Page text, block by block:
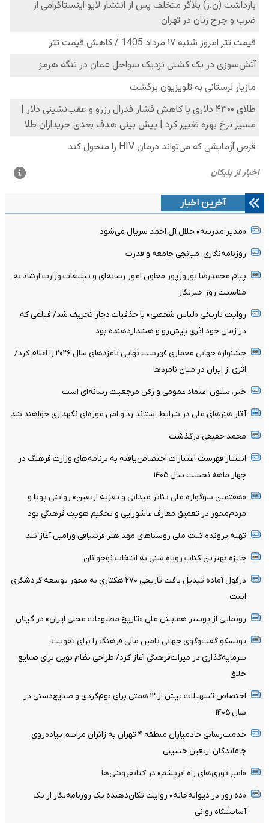
آخرین اخبار
«مدیر مدرسه» جلال آل احمد سریال می‌شود
روزنامه‌نگاری؛ میانجی جامعه و قدرت
پیام محمدرضا نوروزپور معاون امور رسانه‌ای و تبلیغات وزارت ارشاد به
مناسبت روز خبرنگار
روایت تاریخی «لباس شخصی» با حذفیات دچار تحریف شد/ فیلمی که
در زمان خود اثری پیش‌رو و هشداردهنده بود
جشنواره جهانی معماری فهرست نهایی نامزدهای سال ۲۰۲۶ را اعلام کرد/
اثری از ایران در میان نامزدها
خبر، ستون اعتماد عمومی و رکن مرجعیت رسانه‌ای است
آثار هنرهای ملی در شرایط استاندارد و امن موزه‌ای نگهداری خواهند شد
محمد حقیقی درگذشت
انتشار فهرست اعتبارات اختصاص‌یافته به برنامه‌های وزارت فرهنگ در
چهار ماهه نخست سال ۱۴۰۵
«هفتمین سوگواره ملی تئاتر میدانی و تعزیه اربعین» روایتی پویا و
مردم‌محور در تعمیق معارف عاشورایی و تحکیم هویت فرهنگی بود
تهیه پرونده ثبت ملی روستاهای مهد هنر فرشبافی ورامین آغاز شد
جایزه بهترین کتاب روباه شنی به انتخاب نوجوانان
دزفول آماده تبدیل بافت تاریخی ۲۷۰ هکتاری به محور توسعه گردشگری
است
رونمایی از پوستر همایش ملی «تاریخ مطبوعات محلی ایران» در گیلان
یونسکو گفت‌وگوی جهانی تامین مالی فرهنگ را برای تقویت
سرمایه‌گذاری در میراث‌فرهنگی آغاز کرد/ طراحی نظام نوین برای صنایع
خلاق
اختصاص تسهیلات بیش از ۱۲ همتی برای بوم‌گردی و صنایع‌دستی در
سال ۱۴۰۵
خدمت‌رسانی خادمیاران منطقه ۴ تهران به زائران مراسم پیاده‌روی
جاماندگان اربعین حسینی
«امپراتوری‌های راه ابریشم» در کتابفروشی‌ها
«ده روز در دیوانه‌خانه» روایت تکان‌دهنده یک روزنامه‌نگار از یک
آسایشگاه روانی